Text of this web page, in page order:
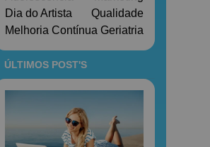
Dia do Artista
Qualidade
Melhoria Contínua Geriatria
ÚLTIMOS POST'S